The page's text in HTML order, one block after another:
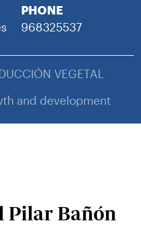
PHONE
968325537
VEGETAL
and development
Pilar Bañón